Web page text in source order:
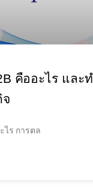
คืออะไร และ
ไร การตล